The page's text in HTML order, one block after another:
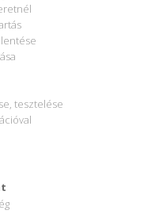
tesztelése